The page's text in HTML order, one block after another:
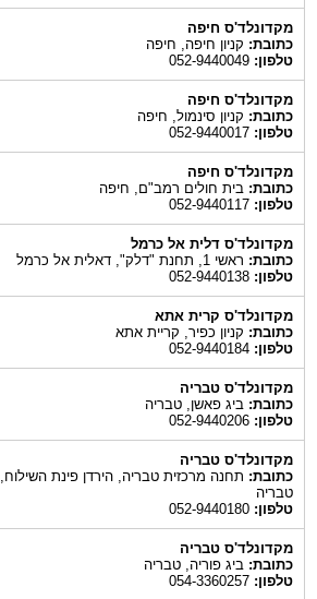
מקדונלד'ס חיפה
כתובת:קניון חיפה, חיפה
טלפון:052-9440049
מקדונלד'ס חיפה
כתובת:קניון סינמול, חיפה
טלפון:052-9440017
מקדונלד'ס חיפה
כתובת:בית חולים רמב"ם, חיפה
טלפון:052-9440117
מקדונלד'ס דלית אל כרמל
כתובת:ראשי 1, תחנת "דלק", דאלית אל כרמל
טלפון:052-9440138
מקדונלד'ס קרית אתא
כתובת:קניון כפיר, קריית אתא
טלפון:052-9440184
מקדונלד'ס טבריה
כתובת:ביג פאשן, טבריה
טלפון:052-9440206
מקדונלד'ס טבריה
כתובת:תחנה מרכזית טבריה, הירדן פינת השילוח,
טבריה
טלפון:052-9440180
מקדונלד'ס טבריה
כתובת:ביג פוריה, טבריה
טלפון:054-3360257